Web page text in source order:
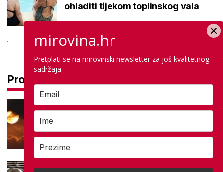
ohladiti tijekom toplinskog vala
Pročitaj još
Je li pomrčina Sunca opasna za
Matematičari dobivaju novu
mirovina.hr
Pretplati se na mirovinski newsletter za još kvalitetnog
sadržaja